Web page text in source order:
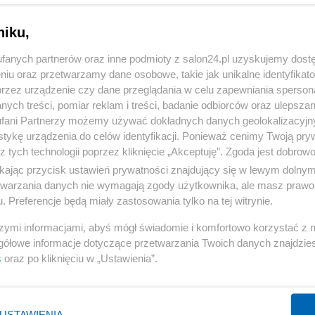
do
13
i rozwój
Nauka
Innowacje
Odeszła legenda Milanu.
Włochy w żałobie
Redakcja
Alpinizm Piłka nożna
Kolarstwo Ekstraklasa
partnerów oraz inne podmioty z salon24.pl uzyskujemy
oraz przetwarzamy dane osobowe, takie jak unikalne
urządzenie czy dane przeglądania w celu zapewniania
treści, pomiar reklam i treści, badanie odbiorców oraz
Partnerzy możemy używać dokładnych danych
urządzenia do celów identyfikacji. Ponieważ cenimy Twoją
tych technologii poprzez kliknięcie „Akceptuję”. Zgoda jest
przycisk ustawień prywatności znajdujący się w lewym
danych nie wymagają zgody użytkownika, ale masz
Preferencje będą miały zastosowania tylko na tej witrynie.
informacjami, abyś mógł świadomie i komfortowo korzystać z
informacje dotyczące przetwarzania Twoich danych
oraz po kliknięciu w „Ustawienia”.